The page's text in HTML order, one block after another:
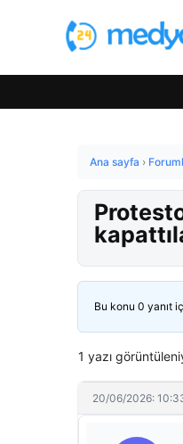
Ana sayfa ›
Bu konu 0 yanıt
1 yazı
20/06/2026: